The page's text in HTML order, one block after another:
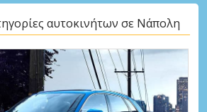
αυτοκινήτων σε Νάπολη